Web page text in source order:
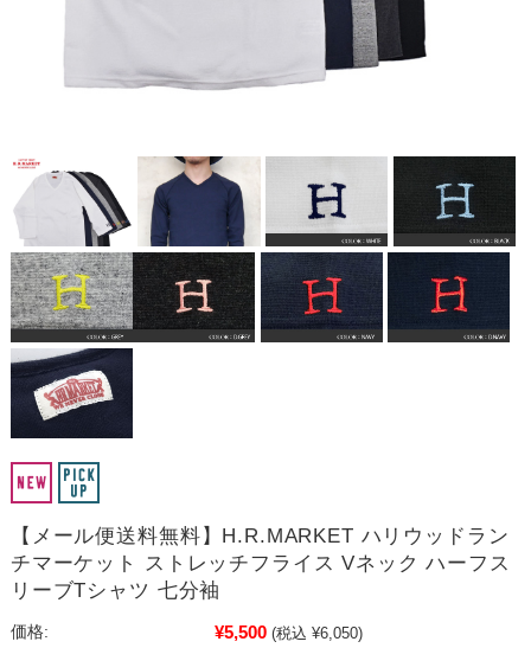
【メール便送料無料】H.R.MARKET ハリウッドラン
チマーケット ストレッチフライス Vネック ハーフス
リーブTシャツ 七分袖
価格: ¥5,500 (税込 ¥6,050)